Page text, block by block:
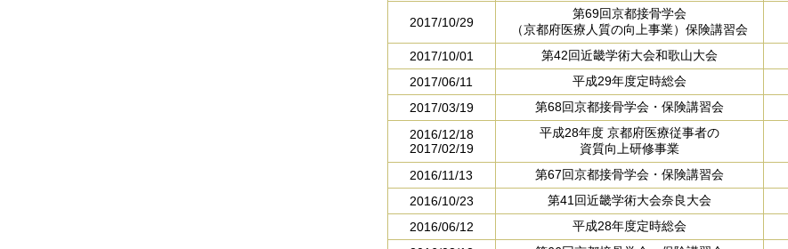
2017/10/29
第69回京都接骨学会
（京都府医療人質の向上事業）保険講習会
2017/10/01
第42回近畿学術大会和歌山大会
2017/06/11
平成29年度定時総会
2017/03/19
第68回京都接骨学会・保険講習会
2016/12/18
2017/02/19
平成28年度 京都府医療従事者の
資質向上研修事業
2016/11/13
第67回京都接骨学会・保険講習会
2016/10/23
第41回近畿学術大会奈良大会
2016/06/12
平成28年度定時総会